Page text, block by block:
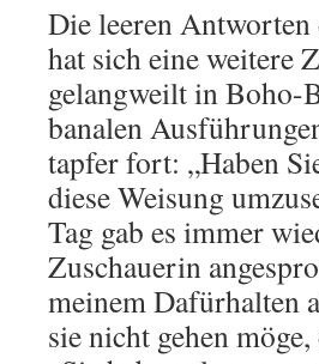
Die leeren
hat sich eine weitere
gelangweilt in Boho-
banalen
tapfer fort: „Haben
diese Weisung
Tag gab es immer
Zuschauerin
meinem Dafürhalten
sie nicht gehen